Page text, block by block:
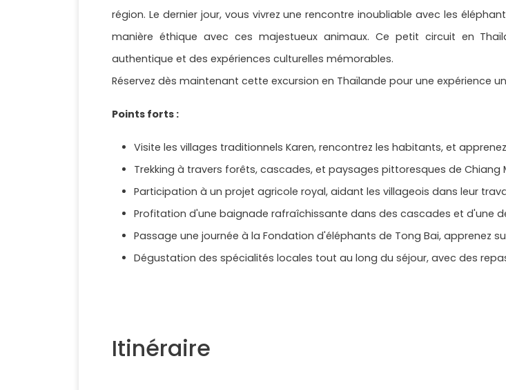
région. Le dernier jour, vous vivrez une rencontre inoubliable avec les
manière éthique avec ces majestueux animaux. Ce petit circuit en
authentique et des expériences culturelles mémorables.
Réservez dès maintenant cette excursion en Thaïlande pour une expérience
Points forts :
Visite les villages traditionnels Karen, rencontrez les habitants, et
Trekking à travers forêts, cascades, et paysages pittoresques de Chiang
Participation à un projet agricole royal, aidant les villageois dans leur
Profitation d'une baignade rafraîchissante dans des cascades et d'une
Passage une journée à la Fondation d'éléphants de Tong Bai, apprenez
Dégustation des spécialités locales tout au long du séjour, avec des
Itinéraire